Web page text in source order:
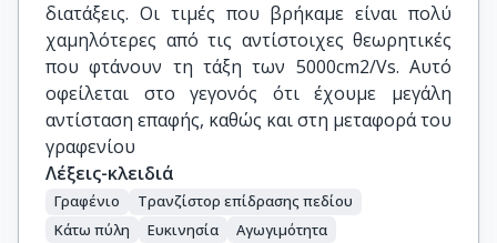
διατάξεις. Oι τιμές που βρήκαμε είναι πολύ
χαμηλότερες από τις αντίστοιχες θεωρητικές
που φτάνουν τη τάξη των 5000cm2/Vs. Αυτό
οφείλεται στο γεγονός ότι έχουμε μεγάλη
αντίσταση επαφής, καθώς και στη μεταφορά του
γραφενίου
Λέξεις-κλειδιά
Γραφένιο
Τρανζίστορ επίδρασης πεδίου
Κάτω πύλη
Ευκινησία Αγωγιμότητα